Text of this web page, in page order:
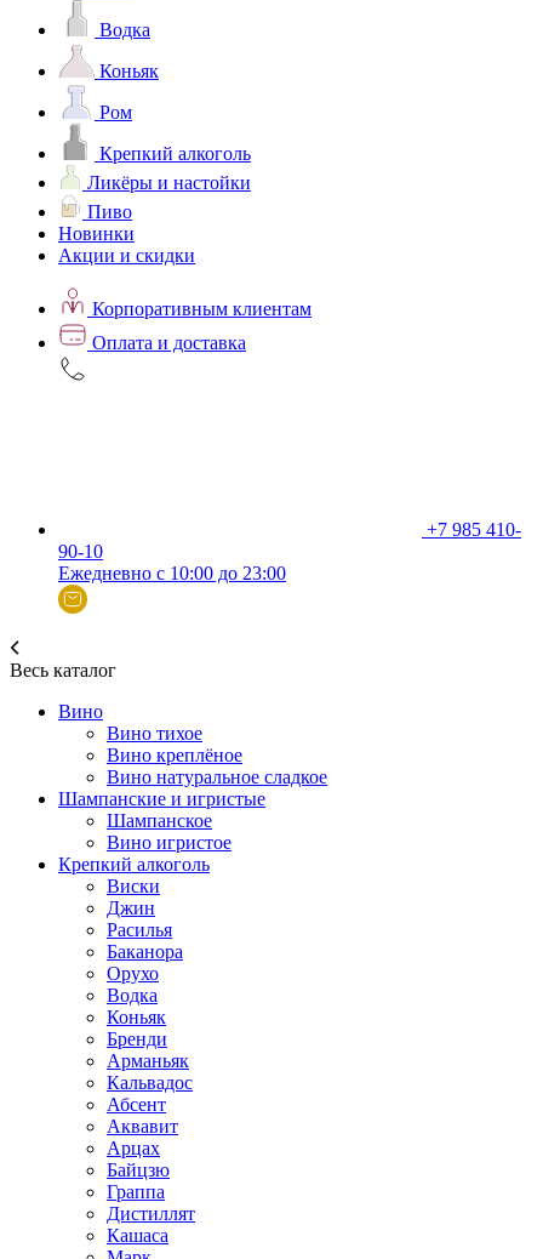
Водка
Коньяк
Ром
Крепкий алкоголь
Ликёры и настойки
Пиво
Новинки
Акции и скидки
Корпоративным клиентам
Оплата и доставка
+7 985 410-
90-10
Ежедневно с 10:00 до 23:00
Весь каталог
Вино
Вино тихое
Вино креплёное
Вино натуральное сладкое
Шампанские и игристые
Шампанское
Вино игристое
Крепкий алкоголь
Виски
Джин
Расилья
Баканора
Орухо
Водка
Коньяк
Бренди
Арманьяк
Кальвадос
Абсент
Аквавит
Арцах
Байцзю
Граппа
Дистиллят
Кашаса